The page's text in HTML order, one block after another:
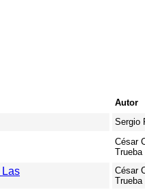
Autor
Sergio
César
Trueba
César
Trueba